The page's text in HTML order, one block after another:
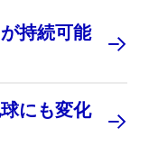
持続可能
にも変化